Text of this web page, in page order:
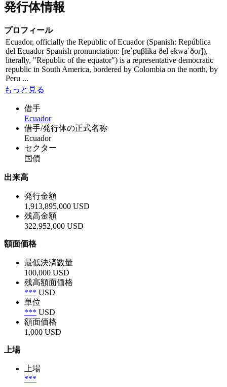
発行体情報
プロフィール
Ecuador, officially the Republic of Ecuador (Spanish: República
del Ecuador Spanish pronunciation: [reˈpuβlika ðel ekwaˈðoɾ]),
literally, "Republic of the equator") is a representative democratic
republic in South America, bordered by Colombia on the north, by
Peru ...
もっと見る
借手
Ecuador
借手/発行体の正式名称
Ecuador
セクター
国債
出来高
発行金額
1,913,895,000 USD
残高金額
322,952,000 USD
額面価格
最低決済数量
100,000 USD
残高額面価格
*** USD
単位
*** USD
額面価格
1,000 USD
上場
上場
***